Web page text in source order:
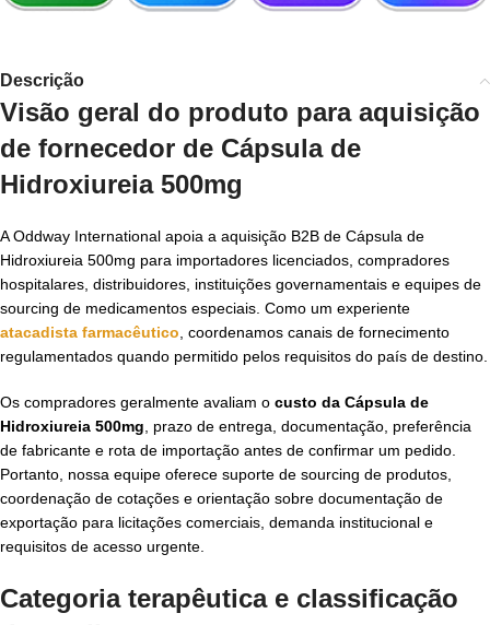
Descrição
Visão geral do produto para aquisição
de fornecedor de Cápsula de
Hidroxiureia 500mg
A Oddway International apoia a aquisição B2B de Cápsula de
Hidroxiureia 500mg para importadores licenciados, compradores
hospitalares, distribuidores, instituições governamentais e equipes de
sourcing de medicamentos especiais. Como um experiente
atacadista farmacêutico , coordenamos canais de fornecimento
regulamentados quando permitido pelos requisitos do país de destino.
Os compradores geralmente avaliam o custo da Cápsula de
Hidroxiureia 500mg , prazo de entrega, documentação, preferência
de fabricante e rota de importação antes de confirmar um pedido.
Portanto, nossa equipe oferece suporte de sourcing de produtos,
coordenação de cotações e orientação sobre documentação de
exportação para licitações comerciais, demanda institucional e
requisitos de acesso urgente.
Categoria terapêutica e classificação